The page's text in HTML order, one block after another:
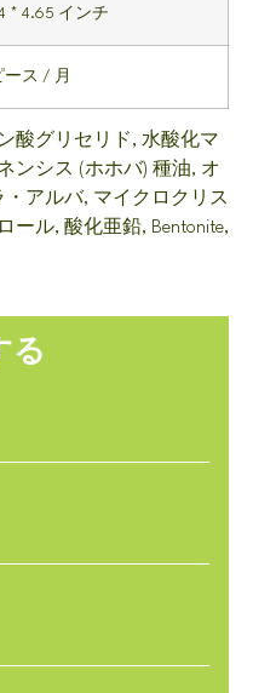
* 4.65 インチ
ース / 月
酸グリセリド, 水酸化マ
ンシス (ホホバ) 種油, オ
アルバ, マイクロクリス
ール, 酸化亜鉛, Bentonite,
る